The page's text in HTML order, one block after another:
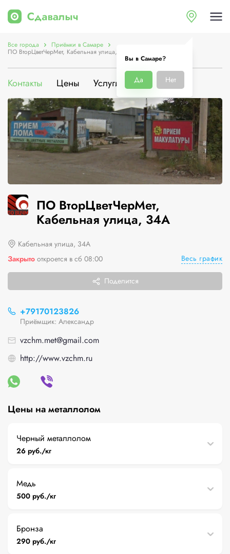
Вы в Самаре?
Да Нет
Все города Приёмки в Самаре
ПО ВторЦветЧерМет, Кабельная улица, 34А
Контакты Цены Услуги О компании
ПО ВторЦветЧерМет,
Кабельная улица, 34А
Кабельная улица, 34А
Закрыто откроется в сб 08:00 Весь график
Поделится
+79170123826
Приёмщик: Александр
vzchm.met@gmail.com
http://www.vzchm.ru
Цены на металлолом
Черный металлолом
26 руб./кг
Медь
500 руб./кг
Бронза
290 руб./кг